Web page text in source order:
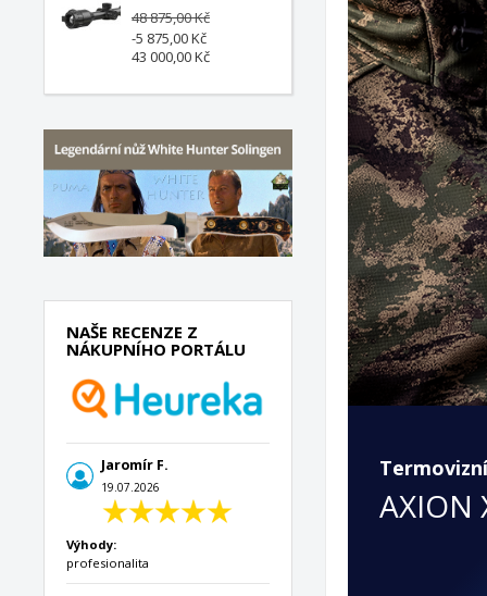
48 875,00 Kč
-5 875,00 Kč
43 000,00 Kč
NAŠE RECENZE Z
NÁKUPNÍHO PORTÁLU
Jaromír F.
19.07.2026
Výhody:
profesionalita
AXION